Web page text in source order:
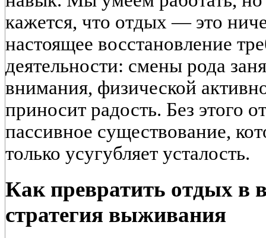
кажется, что отдых — это
настоящее восстановление
деятельности: смены рода
внимания, физической
приносит радость. Без этого
пассивное существование,
только усугубляет усталость.
Как превратить отдых в
стратегия выживания